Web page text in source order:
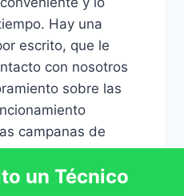
Hay una
escrito, que le
con nosotros
sobre las
campanas de
doméstico, sin
un Técnico